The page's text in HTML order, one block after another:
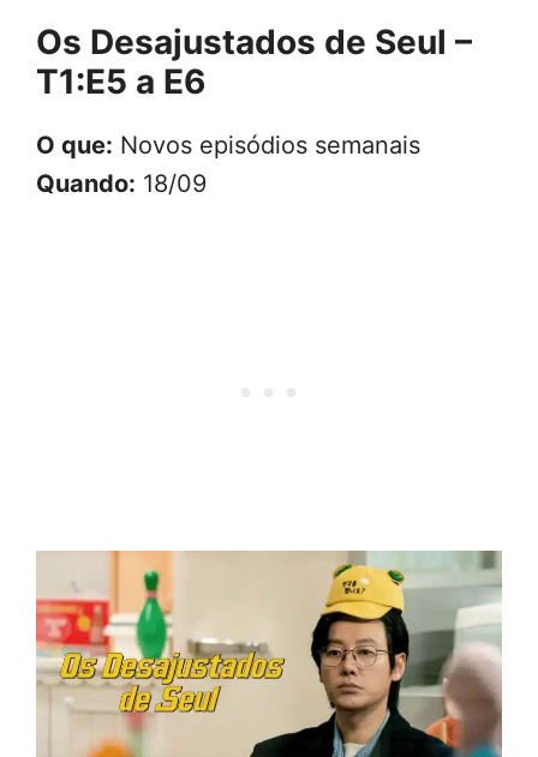
Os Desajustados de Seul –
T1:E5 a E6
O que: Novos episódios semanais
Quando: 18/09